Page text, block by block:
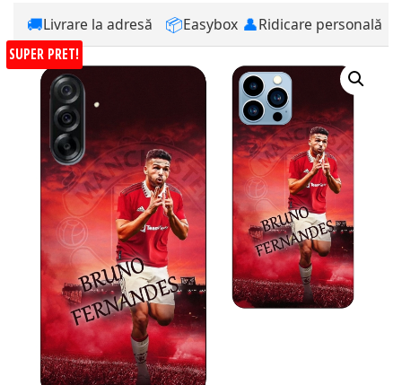
🚚Livrare la adresă 📦Easybox 👤Ridicare personală
SUPER PRET!